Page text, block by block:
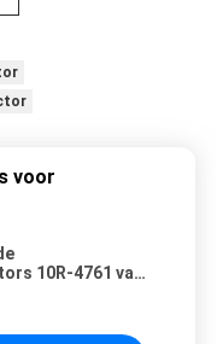
voor
10R-4761 van